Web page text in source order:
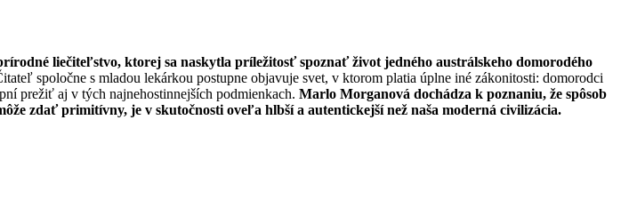
liečiteľstvo, ktorej sa naskytla príležitosť spoznať život jedného austrálskeho domorodého
spoločne s mladou lekárkou postupne objavuje svet, v ktorom platia úplne iné zákonitosti: domorodci
prežiť aj v tých najnehostinnejších podmienkach. Marlo Morganová dochádza k poznaniu, že spôsob
zdať primitívny, je v skutočnosti oveľa hlbší a autentickejší než naša moderná civilizácia.